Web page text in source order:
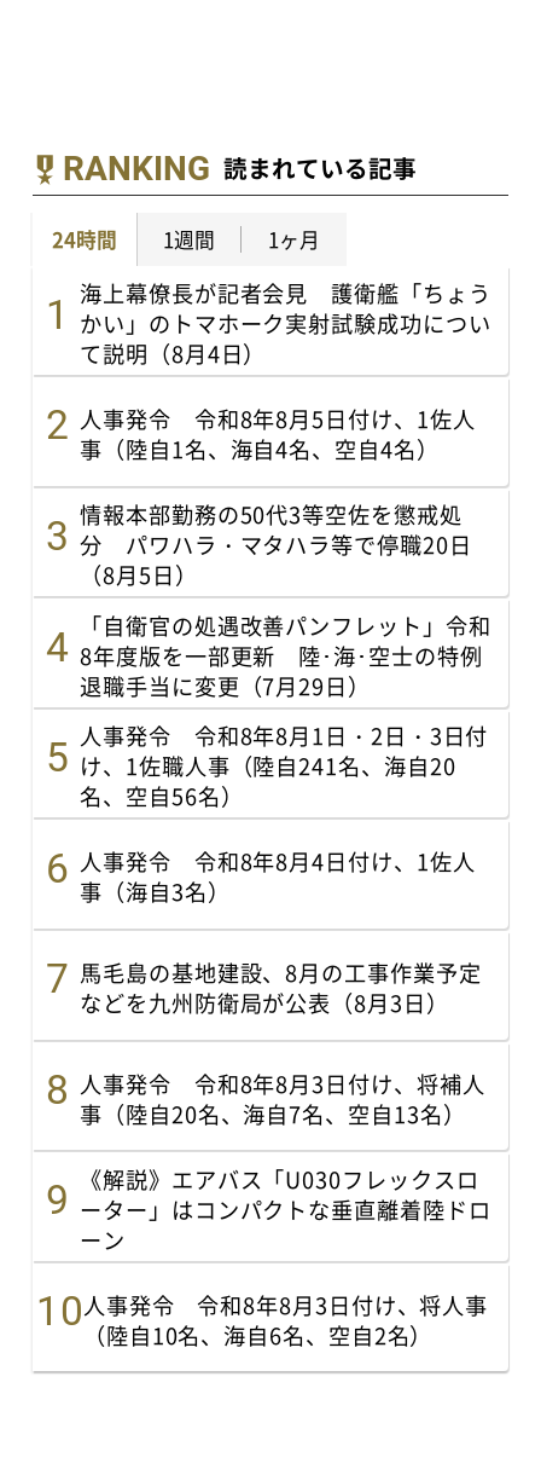
RANKING 読まれている記事
24時間 1週間 1ヶ月
海上幕僚長が記者会見 護衛艦「ちょう
かい」のトマホーク実射試験成功につい
て説明（8月4日）
人事発令 令和8年8月5日付け、1佐人
事（陸自1名、海自4名、空自4名）
情報本部勤務の50代3等空佐を懲戒処
分 パワハラ・マタハラ等で停職20日
（8月5日）
「自衛官の処遇改善パンフレット」令和
8年度版を一部更新 陸･海･空士の特例
退職手当に変更（7月29日）
人事発令 令和8年8月1日・2日・3日付
け、1佐職人事（陸自241名、海自20
名、空自56名）
人事発令 令和8年8月4日付け、1佐人
事（海自3名）
馬毛島の基地建設、8月の工事作業予定
などを九州防衛局が公表（8月3日）
人事発令 令和8年8月3日付け、将補人
事（陸自20名、海自7名、空自13名）
《解説》エアバス「U030フレックスロ
ーター」はコンパクトな垂直離着陸ドロ
ーン
人事発令 令和8年8月3日付け、将人事
（陸自10名、海自6名、空自2名）